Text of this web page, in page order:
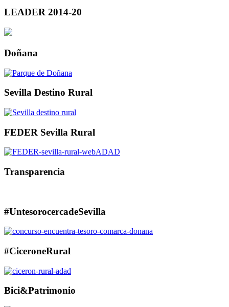
LEADER 2014-20
Doñana
Sevilla Destino Rural
FEDER Sevilla Rural
Transparencia
#UntesorocercadeSevilla
#CiceroneRural
Bici&Patrimonio